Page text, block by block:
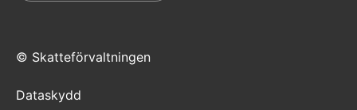
© Skatteförvaltningen
Dataskydd